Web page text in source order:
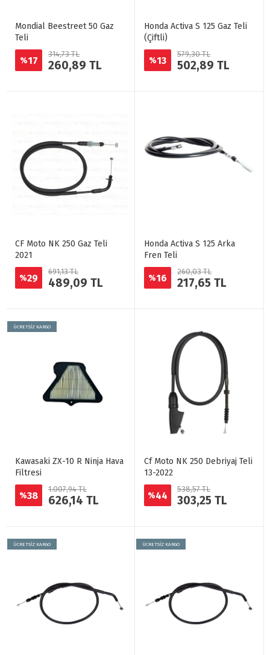
Mondial Beestreet 50 Gaz
Teli
%17
314,73 TL
260,89 TL
Honda Activa S 125 Gaz Teli
(Çiftli)
%13
579,30 TL
502,89 TL
CF Moto NK 250 Gaz Teli
2021
%29
691,13 TL
489,09 TL
Honda Activa S 125 Arka
Fren Teli
%16
260,03 TL
217,65 TL
ÜCRETSİZ KARGO
Kawasaki ZX-10 R Ninja Hava
Filtresi
%38
1.007,94 TL
626,14 TL
Cf Moto NK 250 Debriyaj Teli
13-2022
%44
538,57 TL
303,25 TL
ÜCRETSİZ KARGO ÜCRETSİZ KARGO